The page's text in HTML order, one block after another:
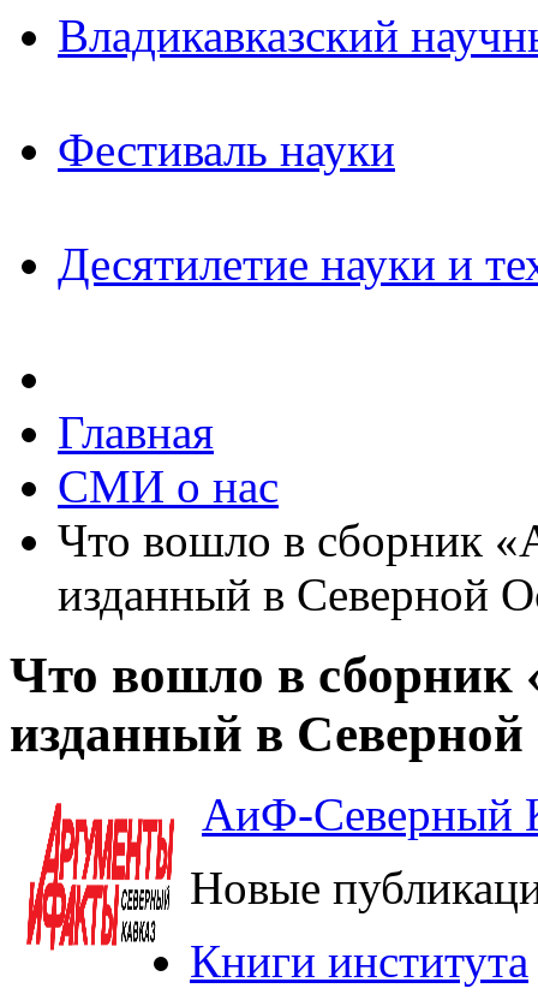
Владикавказский
Фестиваль науки
Десятилетие науки и
Главная
СМИ о нас
Что вошло в сборник
изданный в Северной
Что вошло в сборник
изданный в Северной
АиФ-Северный
Новые
Книги института